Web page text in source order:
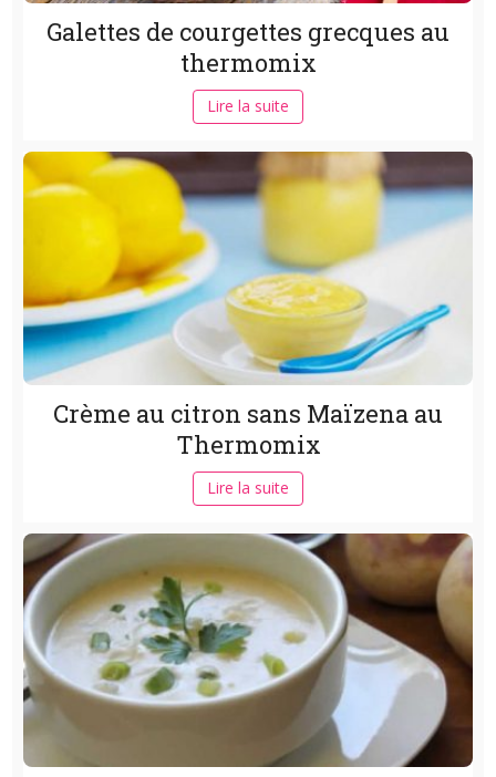
Galettes de courgettes grecques au
thermomix
Lire la suite
Crème au citron sans Maïzena au
Thermomix
Lire la suite